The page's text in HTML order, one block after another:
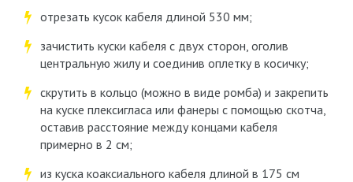
отрезать кусок кабеля длиной 530 мм;
зачистить куски кабеля с двух сторон, оголив
центральную жилу и соединив оплетку в косичку;
скрутить в кольцо (можно в виде ромба) и закрепить
на куске плексигласа или фанеры с помощью скотча,
оставив расстояние между концами кабеля
примерно в 2 см;
из куска коаксиального кабеля длиной в 175 см